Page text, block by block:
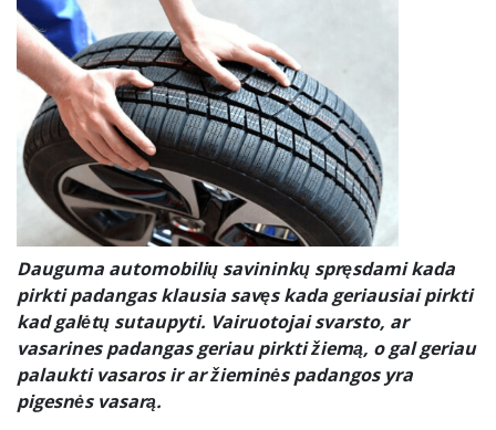
Dauguma automobilių savininkų spręsdami kada
pirkti padangas klausia savęs kada geriausiai pirkti
kad galėtų sutaupyti. Vairuotojai svarsto, ar
vasarines padangas geriau pirkti žiemą, o gal geriau
palaukti vasaros irar žieminės padangos yra
pigesnės vasarą.